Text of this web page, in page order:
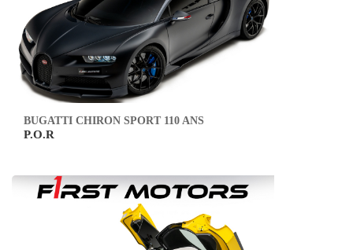
BUGATTI CHIRON SPORT 110 ANS
P.O.R